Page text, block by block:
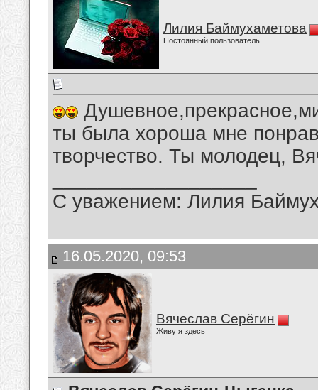
Лилия Баймухаметова
Постоянный пользователь
ты была хороша мне
творчество. Ты молодец,
С уважением: Лилия
16.05.2020, 09:53
Вячеслав Серёгин
Живу я здесь